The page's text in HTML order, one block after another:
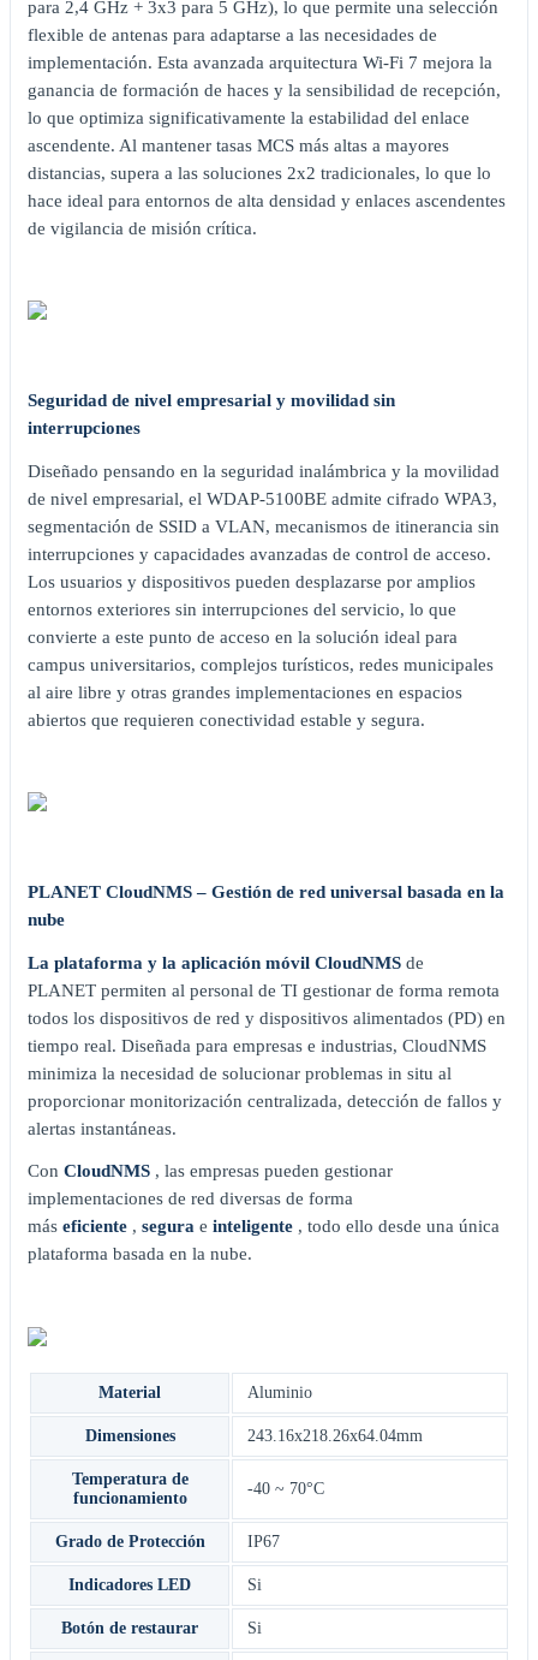
para 2,4 GHz + 3x3 para 5 GHz), lo que permite una selección
flexible de antenas para adaptarse a las necesidades de
implementación. Esta avanzada arquitectura Wi-Fi 7 mejora la
ganancia de formación de haces y la sensibilidad de recepción,
lo que optimiza significativamente la estabilidad del enlace
ascendente. Al mantener tasas MCS más altas a mayores
distancias, supera a las soluciones 2x2 tradicionales, lo que lo
hace ideal para entornos de alta densidad y enlaces ascendentes
de vigilancia de misión crítica.
Seguridad de nivel empresarial y movilidad sin
interrupciones
Diseñado pensando en la seguridad inalámbrica y la movilidad
de nivel empresarial, el WDAP-5100BE admite cifrado WPA3,
segmentación de SSID a VLAN, mecanismos de itinerancia sin
interrupciones y capacidades avanzadas de control de acceso.
Los usuarios y dispositivos pueden desplazarse por amplios
entornos exteriores sin interrupciones del servicio, lo que
convierte a este punto de acceso en la solución ideal para
campus universitarios, complejos turísticos, redes municipales
al aire libre y otras grandes implementaciones en espacios
abiertos que requieren conectividad estable y segura.
PLANET CloudNMS – Gestión de red universal basada en la
nube
La plataforma y la aplicación móvil CloudNMS de
PLANET permiten al personal de TI gestionar de forma remota
todos los dispositivos de red y dispositivos alimentados (PD) en
tiempo real. Diseñada para empresas e industrias, CloudNMS
minimiza la necesidad de solucionar problemas in situ al
proporcionar monitorización centralizada, detección de fallos y
alertas instantáneas.
Con CloudNMS , las empresas pueden gestionar
implementaciones de red diversas de forma
más eficiente , segura e inteligente , todo ello desde una única
plataforma basada en la nube.
Material Aluminio
Dimensiones 243.16x218.26x64.04mm
Temperatura de
funcionamiento
-40 ~ 70°C
Grado de Protección IP67
Indicadores LED Si
Botón de restaurar Si